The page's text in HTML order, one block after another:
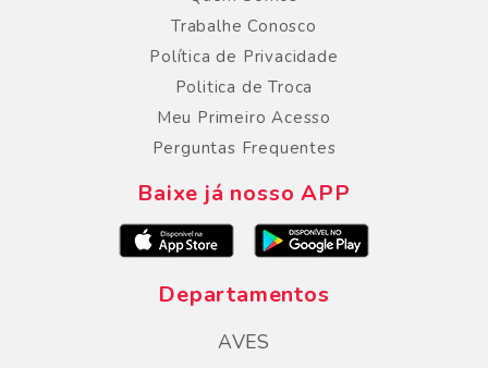
Trabalhe Conosco
Política de Privacidade
Politica de Troca
Meu Primeiro Acesso
Perguntas Frequentes
Baixe já nosso APP
Departamentos
AVES